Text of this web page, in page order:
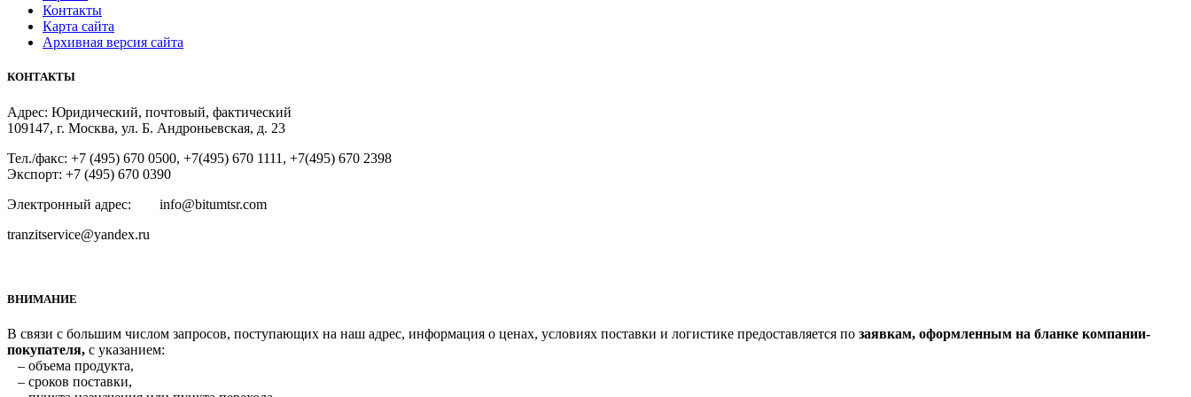
Контакты
Карта сайта
Архивная версия сайта
КОНТАКТЫ
Адрес: Юридический, почтовый, фактический
109147, г. Москва, ул. Б. Андроньевская, д. 23
Тел./факс: +7 (495) 670 0500, +7(495) 670 1111, +7(495) 670 2398
Экспорт: +7 (495) 670 0390
Электронный адрес: info@bitumtsr.com
tranzitservice@yandex.ru
ВНИМАНИЕ
В связи с большим числом запросов, поступающих на наш адрес, информация о ценах, условиях поставки и логистике предоставляется по заявкам, оформленным на бланке компании-
покупателя, с указанием:
– объема продукта,
– сроков поставки,